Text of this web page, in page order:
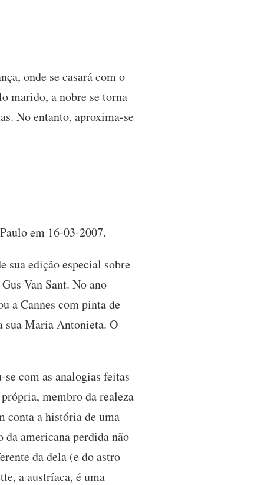
onde se casará com o
marido, a nobre se torna
No entanto, aproxima-se
em 16-03-2007.
sua edição especial sobre
Van Sant. No ano
a Cannes com pinta de
sua Maria Antonieta. O
com as analogias feitas
membro da realeza
conta a história de uma
americana perdida não
da dela (e do astro
a austríaca, é uma